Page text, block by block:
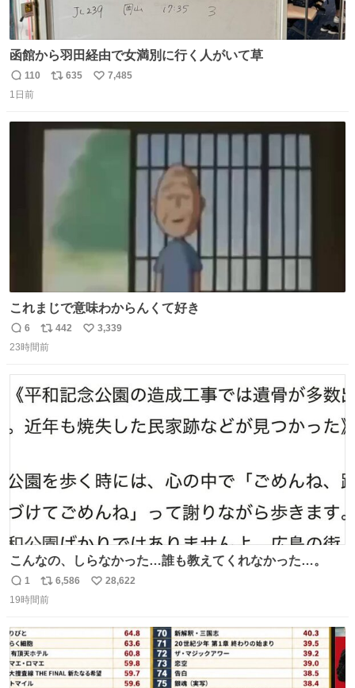
函館から羽田経由で女満別に行く人がいて草
返
信
110
リ
ト
635
い
数
7,485
1日前
これまじで意味わからんくて好き
返
信
6
リ
ポ
ト
数
442
い
数
3,339
23時間前
こんなの、しらなかった…誰も教えてくれなかった…。
返
信
1
リ
ポ
ト
数
6,586
い
数
28,622
19時間前